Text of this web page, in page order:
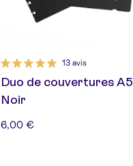
13 avis
Duo de couvertures A5
Noir
6,00 €